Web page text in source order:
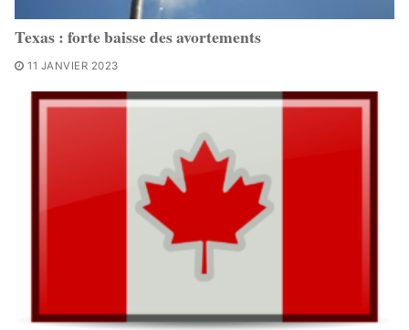
Texas : forte baisse des avortements
11 JANVIER 2023